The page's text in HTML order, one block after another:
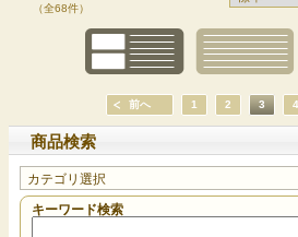
（全68件）
前へ 1 2 3 4
商品検索
キーワード検索